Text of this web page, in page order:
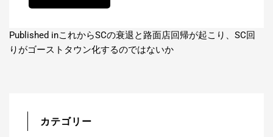
投
稿
Published inこれからSCの衰退と路面店回帰が起こり、SC回
りがゴーストタウン化するのではないか
カテゴリー